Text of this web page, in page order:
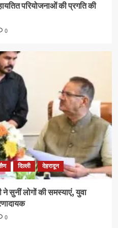
परियोजनाओं की प्रगति की
0
दिल्ली देहरादून
सुनीं लोगों की समस्याएं, युवा
0